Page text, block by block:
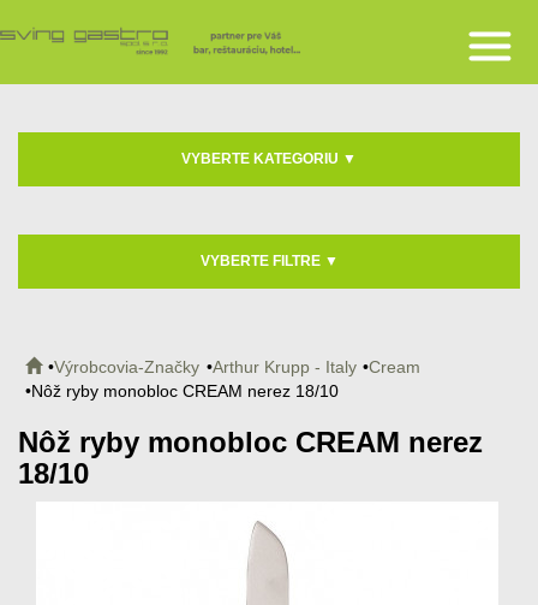
VYBERTE KATEGORIU ▼
VYBERTE FILTRE ▼
Výrobcovia-Značky Arthur Krupp - Italy
Cream
Nôž ryby monobloc CREAM nerez 18/10
Nôž ryby monobloc CREAM nerez
18/10